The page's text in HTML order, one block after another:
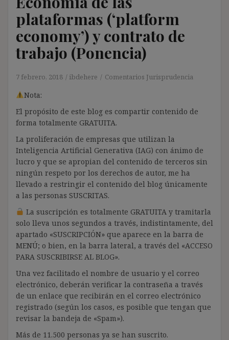
plataformas (‘platform
economy’) y contrato de
trabajo (Ponencia)
7 febrero, 2018 ibdehere Comentarios Jurisprudencia
Nota:
El propósito de este blog es compartir contenido de
forma totalmente GRATUITA.
La proliferación de empresas que utilizan la
Inteligencia Artificial Generativa (IAG) con ánimo de
lucro y que se apropian del contenido de terceros sin
ningún respeto por los derechos de autor, me ha
llevado a restringir el contenido del blog únicamente
a las personas SUSCRITAS.
La suscripción es totalmente GRATUITA y tramitarla
solo lleva unos segundos a través, indistintamente, del
apartado «SUSCRIPCIÓN» que aparece en la barra de
MENÚ; o bien, en la barra lateral, a través del «ACCESO
PARA SUSCRIBIRSE AL BLOG».
Una vez facilitado el nombre de usuario y el correo
electrónico, deberán verificar la contraseña a través
de un enlace que recibirán en el correo electrónico
registrado (según los casos, es posible que tengan que
revisar la bandeja de «Spam»).
Más de 11.500 personas ya se han suscrito.